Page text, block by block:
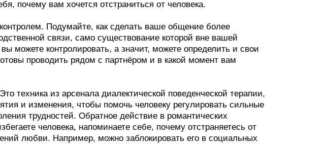
почему вам хочется отстраниться от человека.
Подумайте, как сделать ваше общение более
связи, само существование которой вне вашей
можете контролировать, а значит, можете определить и свои
проводить рядом с партнёром и в какой момент вам
техника из арсенала диалектической поведенческой терапии,
и изменения, чтобы помочь человеку регулировать сильные
трудностей. Обратное действие в романтических
человека, напоминаете себе, почему отстраняетесь от
любви. Например, можно заблокировать его в социальных